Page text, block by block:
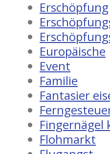
Erschöpfung
Europäische
Event
Familie
Fantasier
Fingernägel
Flohmarkt